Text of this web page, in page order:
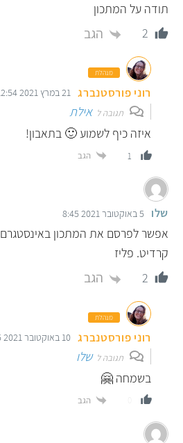
תודה על המתכון
2
הגב
מנהלת
רוני פורסטנברג 21 במרץ 2021 12:54
תגובה לאילת
איזה כיף לשמוע 🙂 בתאבון!
1 הגב
שלו 5 באוקטובר 2021 8:45
אפשר לפרסם את המתכון באינסטגרם
קרדיט. פליז
2
הגב
מנהלת
רוני פורסטנברג 10 באוקטובר 2021 21:05
תגובה לשלו
בשמחה 🤗
הגב